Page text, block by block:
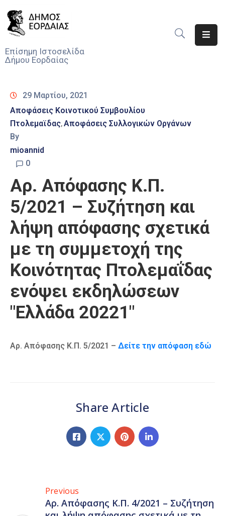
Επίσημη Ιστοσελίδα
Δήμου Εορδαίας
Νέα
Υπηρεσίες
Του
Δήμου
Αποφάσεις
Τηλέφωνα
Καιρός
29 Μαρτίου, 2021
Αποφάσεις Κοινοτικού Συμβουλίου
Πτολεμαϊδας‚Αποφάσεις Συλλογικών Οργάνων
By
mioannid
0
Αρ. Απόφασης Κ.Π.
5/2021 – Συζήτηση και
λήψη απόφασης σχετικά
με τη συμμετοχή της
Κοινότητας Πτολεμαΐδας
ενόψει εκδηλώσεων
"Ελλάδα 20221"
Αρ. Απόφασης Κ.Π. 5/2021 – Δείτε την απόφαση εδώ
Share Article
Previous
Αρ. Απόφασης Κ.Π. 4/2021 – Συζήτηση